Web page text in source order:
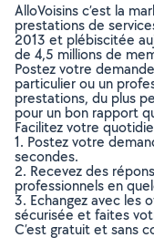
AlloVoisins c’est la
prestations de
2013 et plébiscitée
de 4,5 millions de
Postez votre
particulier ou un
prestations, du plus
pour un bon rapport
Facilitez votre
1. Postez votre
secondes.
2. Recevez des
professionnels en
3. Echangez avec les
sécurisée et faites
C’est gratuit et sans